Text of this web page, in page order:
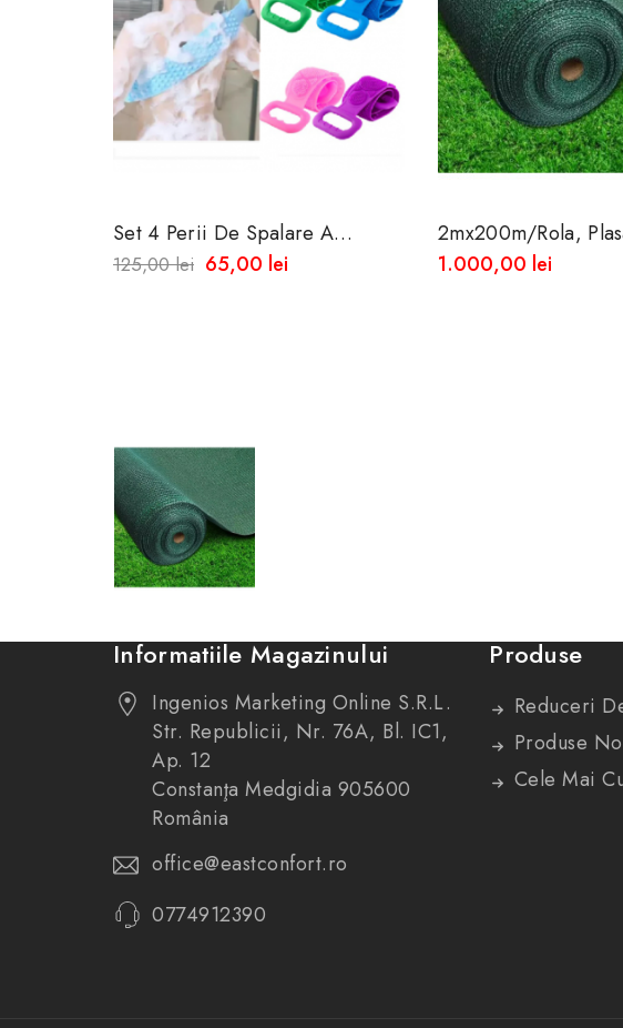
Set 4 Perii De Spalare A
Spatelui Din Silicon
125,00 lei 65,00 lei
2mx200m/rola,
De Umbrire 85%
1.000,00 lei
Informatiile Magazinului
Ingenios Marketing Online S.R.L.
Str. Republicii, Nr. 76A, Bl. IC1,
Ap. 12
Constanţa Medgidia 905600
România
office@eastconfort.ro
0774912390
Produse
Reduceri
Produse
Cele Mai